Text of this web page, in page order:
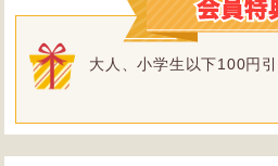
大人、小学生以下100円引